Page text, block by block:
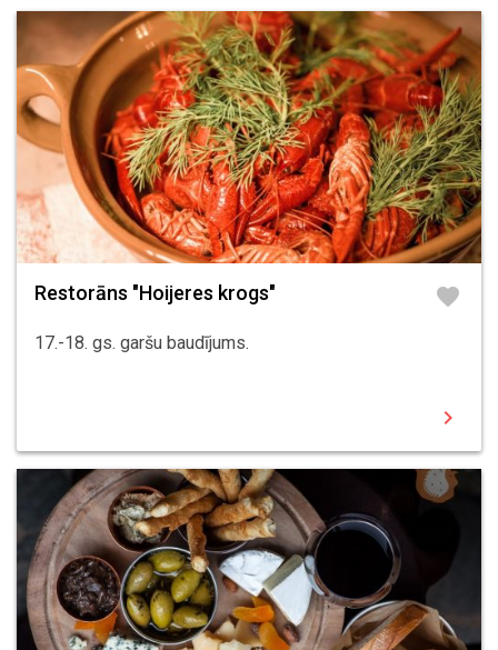
Restorāns "Hoijeres krogs" favorite
17.-18. gs. garšu baudījums.
chevron_right